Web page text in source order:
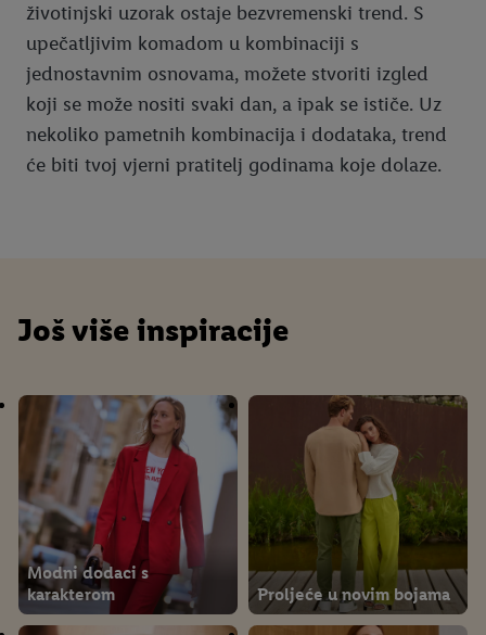
životinjski uzorak ostaje bezvremenski trend. S
upečatljivim komadom u kombinaciji s
jednostavnim osnovama, možete stvoriti izgled
koji se može nositi svaki dan, a ipak se ističe. Uz
nekoliko pametnih kombinacija i dodataka, trend
će biti tvoj vjerni pratitelj godinama koje dolaze.
Još više inspiracije
Modni dodaci s
karakterom
Proljeće u novim bojama